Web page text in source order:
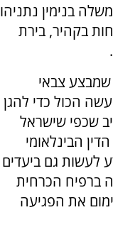
בנימין נתניהו
בקהיר, בירת
צבאי
הכול כדי להגן
שכפי שישראל
הבינלאומי
לעשות גם ביעדים
ברפיח הכרחית
את הפגיעה